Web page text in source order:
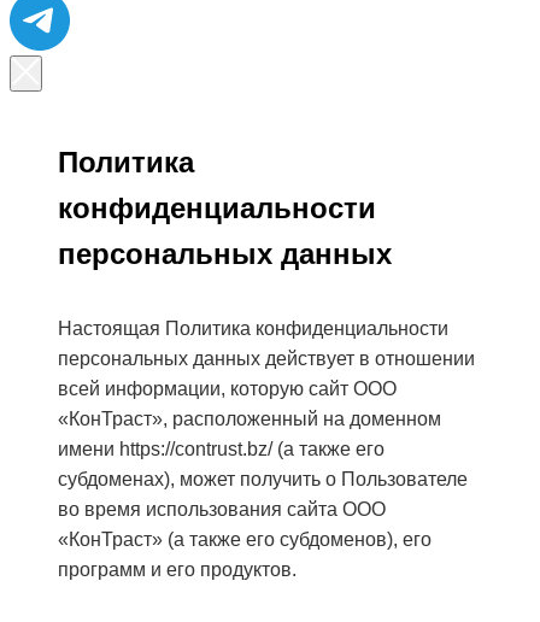
Политика
конфиденциальности
персональных данных
Настоящая Политика конфиденциальности
персональных данных действует в отношении
всей информации, которую cайт ООО
«КонТраст», расположенный на доменном
имени https://contrust.bz/(а также его
субдоменах), может получить о Пользователе
во время использования сайта ООО
«КонТраст» (а также его субдоменов), его
программ и его продуктов.